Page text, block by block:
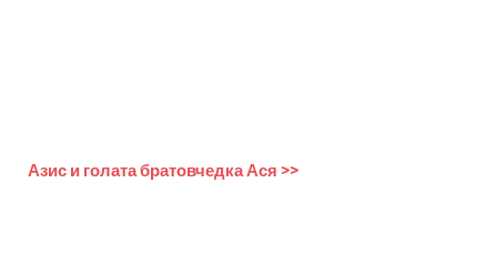
Азис и голата братовчедка Ася >>